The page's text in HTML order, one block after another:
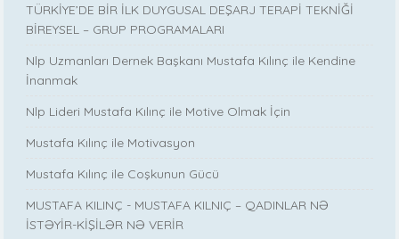
TÜRKİYE’DE BİR İLK DUYGUSAL DEŞARJ TERAPİ TEKNİĞİ
BİREYSEL – GRUP PROGRAMALARI
Nlp Uzmanları Dernek Başkanı Mustafa Kılınç ile Kendine
İnanmak
Nlp Lideri Mustafa Kılınç ile Motive Olmak İçin
Mustafa Kılınç ile Motivasyon
Mustafa Kılınç ile Coşkunun Gücü
MUSTAFA KILINÇ - MUSTAFA KILNIÇ – QADINLAR NƏ
İSTƏYİR-KİŞİLƏR NƏ VERİR